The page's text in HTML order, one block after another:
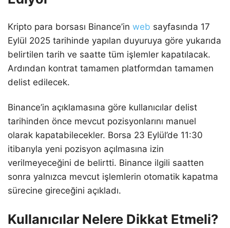
Kripto para borsası Binance’in web sayfasında 17
Eylül 2025 tarihinde yapılan duyuruya göre yukarıda
belirtilen tarih ve saatte tüm işlemler kapatılacak.
Ardından kontrat tamamen platformdan tamamen
delist edilecek.
Binance’in açıklamasına göre kullanıcılar delist
tarihinden önce mevcut pozisyonlarını manuel
olarak kapatabilecekler. Borsa 23 Eylül’de 11:30
itibarıyla yeni pozisyon açılmasına izin
verilmeyeceğini de belirtti. Binance ilgili saatten
sonra yalnızca mevcut işlemlerin otomatik kapatma
sürecine gireceğini açıkladı.
Kullanıcılar Nelere Dikkat Etmeli?